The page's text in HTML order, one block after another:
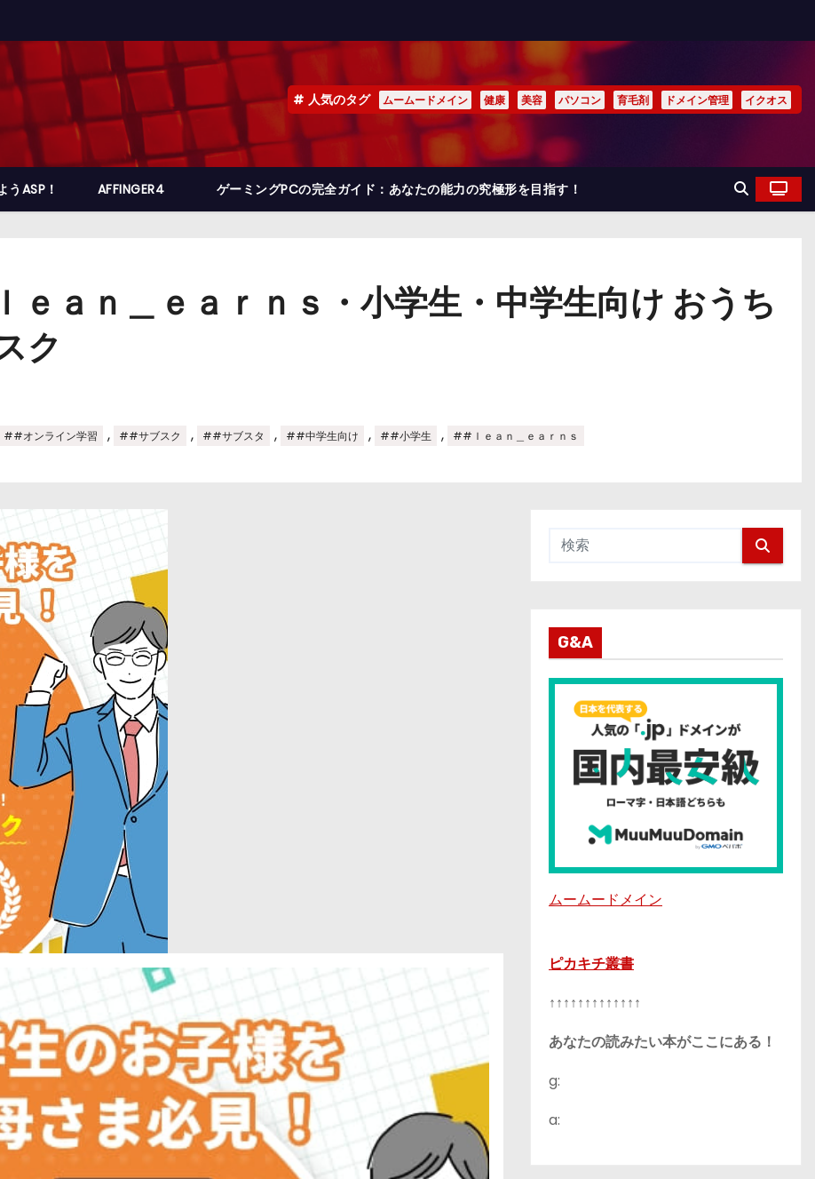
人気のタグ ムームードメイン 健康 美容 パソコン 育毛剤 ドメイン管理 イクオス
うASP！ AFFINGER4 ゲーミングPCの完全ガイド：あなたの能力の究極形を目指す！
ｅａｎ＿ｅａｒｎｓ・小学生・中学生向け おうち
ク
##オンライン学習 , ##サブスク , ##サブスタ , ##中学生向け , ##小学生 , ##ｌｅａｎ＿ｅａｒｎｓ
G&A
ムームードメイン
ピカキチ叢書
↑↑↑↑↑↑↑↑↑↑↑↑↑
あなたの読みたい本がここにある！
g:
a: